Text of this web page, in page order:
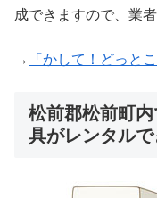
成できますので、業
→ 「かして！どっと
松前郡松前町
具がレンタル